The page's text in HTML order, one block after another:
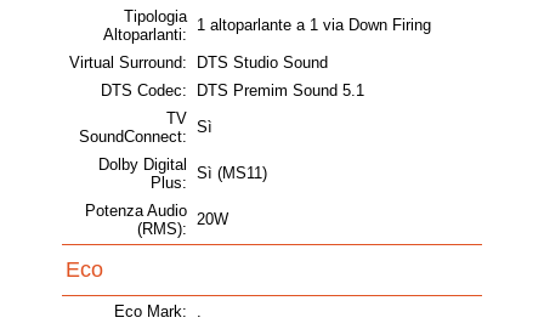
Tipologia
Altoparlanti:
1 altoparlante a 1 via Down Firing
Virtual Surround:
DTS Studio Sound
DTS Codec:
DTS Premim Sound 5.1
TV
SoundConnect:
Sì
Dolby Digital
Plus:
Sì (MS11)
Potenza Audio
(RMS):
20W
Eco
Eco Mark:
.